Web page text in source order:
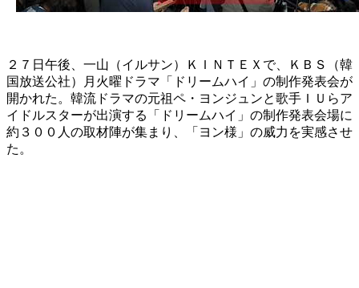
２７日午後、一山（イルサン）ＫＩＮＴＥＸで、ＫＢＳ（韓
国放送公社）月火曜ドラマ「ドリームハイ」の制作発表会が
開かれた。韓流ドラマの元祖ペ・ヨンジュンと歌手ＩＵらア
イドルスターが出演する「ドリームハイ」の制作発表会場に
約３００人の取材陣が集まり、「ヨン様」の威力を実感させ
た。